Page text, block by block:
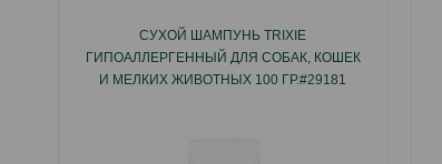
СУХОЙ ШАМПУНЬ TRIXIE
ГИПОАЛЛЕРГЕННЫЙ ДЛЯ СОБАК, КОШЕК
И МЕЛКИХ ЖИВОТНЫХ 100 ГР.#29181